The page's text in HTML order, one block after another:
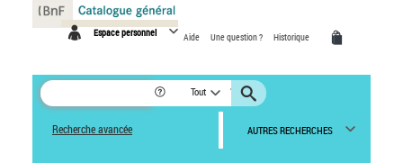
Espace personnel Aide Une question ? Historique
Tout
Recherche avancée AUTRES RECHERCHES
Panneau de gestion des cookies